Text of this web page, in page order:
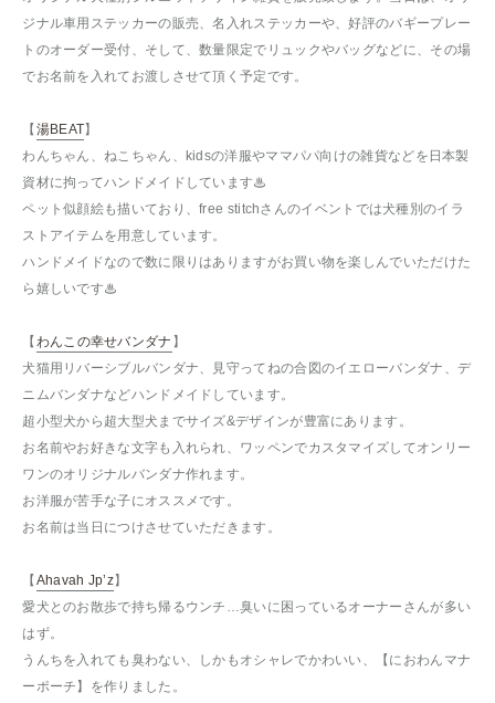
ジナル車用ステッカーの販売、名入れステッカーや、好評のバギープレー
トのオーダー受付、そして、数量限定でリュックやバッグなどに、その場
でお名前を入れてお渡しさせて頂く予定です。
【湯BEAT】
わんちゃん、ねこちゃん、kidsの洋服やママパパ向けの雑貨などを日本製
資材に拘ってハンドメイドしています♨
ペット似顔絵も描いており、free stitchさんのイベントでは犬種別のイラ
ストアイテムを用意しています。
ハンドメイドなので数に限りはありますがお買い物を楽しんでいただけた
ら嬉しいです♨
【 わんこの幸せバンダナ 】
犬猫用リバーシブルバンダナ、見守ってねの合図のイエローバンダナ、デ
ニムバンダナなどハンドメイドしています。
超小型犬から超大型犬までサイズ&デザインが豊富にあります。
お名前やお好きな文字も入れられ、ワッペンでカスタマイズしてオンリー
ワンのオリジナルバンダナ作れます。
お洋服が苦手な子にオススメです。
お名前は当日につけさせていただきます。
【Ahavah Jp’z】
愛犬とのお散歩で持ち帰るウンチ…臭いに困っているオーナーさんが多い
はず。
うんちを入れても臭わない、しかもオシャレでかわいい、【におわんマナ
ーポーチ】を作りました。